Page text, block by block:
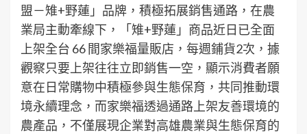
盟－雉+野蓮」品牌，積極拓展銷售通路，在農
業局主動牽線下，「雉+野蓮」商品近日已全面
上架全台 66 間家樂福量販店，每週鋪貨2次，據
觀察只要上架往往立即銷售一空，顯示消費者願
意在日常購物中積極參與生態保育，共同推動環
境永續理念，而家樂福透過通路上架友善環境的
農產品，不僅展現企業對高雄農業與生態保育的